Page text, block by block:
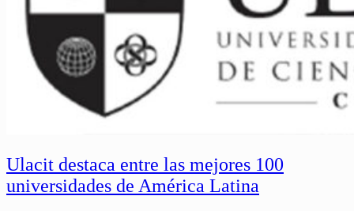
Ulacit destaca entre las mejores 100
universidades de América Latina